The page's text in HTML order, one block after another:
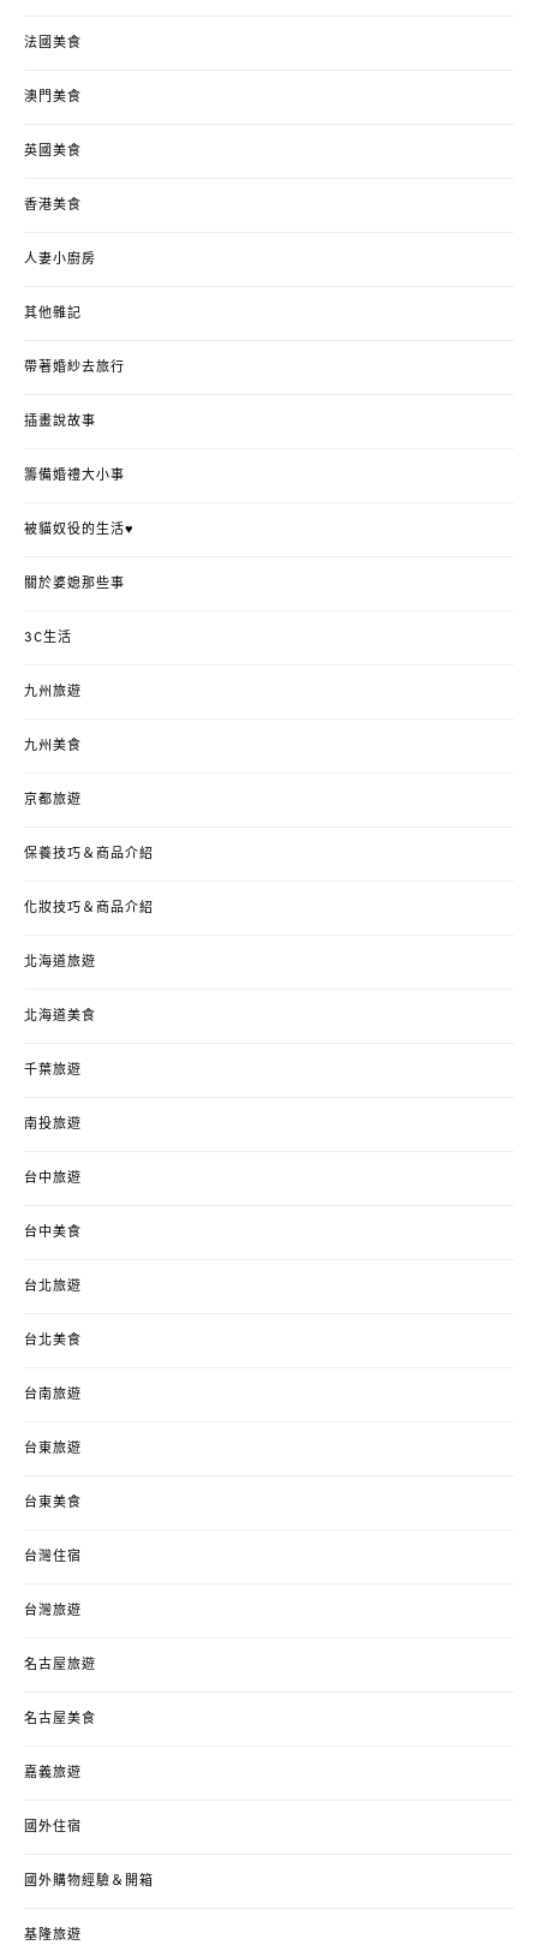
法國美食
澳門美食
英國美食
香港美食
人妻小廚房
其他雜記
帶著婚紗去旅行
插畫說故事
籌備婚禮大小事
被貓奴役的生活♥
關於婆媳那些事
3C生活
九州旅遊
九州美食
京都旅遊
保養技巧＆商品介紹
化妝技巧＆商品介紹
北海道旅遊
北海道美食
千葉旅遊
南投旅遊
台中旅遊
台中美食
台北旅遊
台北美食
台南旅遊
台東旅遊
台東美食
台灣住宿
台灣旅遊
名古屋旅遊
名古屋美食
嘉義旅遊
國外住宿
國外購物經驗＆開箱
基隆旅遊